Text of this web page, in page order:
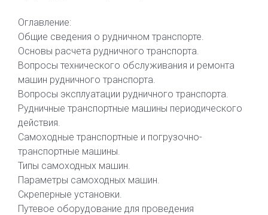
Оглавление:
Общие сведения о рудничном транспорте.
Основы расчета рудничного транспорта.
Вопросы технического обслуживания и ремонта
машин рудничного транспорта.
Вопросы эксплуатации рудничного транспорта.
Рудничные транспортные машины периодического
действия.
Самоходные транспортные и погрузочно-
транспортные машины.
Типы самоходных машин.
Параметры самоходных машин.
Скреперные установки.
Путевое оборудование для проведения